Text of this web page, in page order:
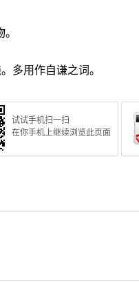
多用作自谦之词。
试试手机扫一扫
在你手机上继续浏览此页面